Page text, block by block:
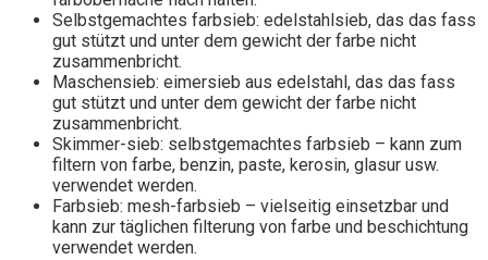
Selbstgemachtes farbsieb: edelstahlsieb, das das fass
gut stützt und unter dem gewicht der farbe nicht
zusammenbricht.
Maschensieb: eimersieb aus edelstahl, das das fass
gut stützt und unter dem gewicht der farbe nicht
zusammenbricht.
Skimmer-sieb: selbstgemachtes farbsieb – kann zum
filtern von farbe, benzin, paste, kerosin, glasur usw.
verwendet werden.
Farbsieb: mesh-farbsieb – vielseitig einsetzbar und
kann zur täglichen filterung von farbe und beschichtung
verwendet werden.